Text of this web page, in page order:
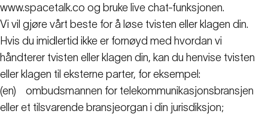
www.spacetalk.co og bruke live chat-funksjonen.
Vi vil gjøre vårt beste for å løse tvisten eller klagen din.
Hvis du imidlertid ikke er fornøyd med hvordan vi
håndterer tvisten eller klagen din, kan du henvise tvisten
eller klagen til eksterne parter, for eksempel:
(en)
ombudsmannen for telekommunikasjonsbransjen
eller et tilsvarende bransjeorgan i din jurisdiksjon;